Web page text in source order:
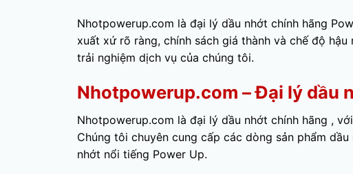
Nhotpowerup.com là đại lý dầu nhớt chính hãng
xuất xứ rõ ràng, chính sách giá thành và chế độ
trải nghiệm dịch vụ của chúng tôi.
Nhotpowerup.com – Đại lý dầu
Nhotpowerup.com là đại lý dầu nhớt chính hãng ,
Chúng tôi chuyên cung cấp các dòng sản phẩm
nhớt nổi tiếng Power Up.